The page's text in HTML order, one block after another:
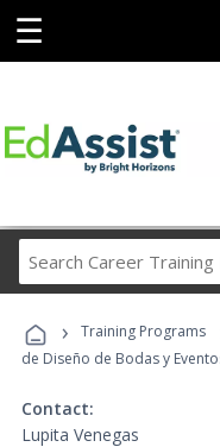
☰
› Training Programs
de Diseño de Bodas y
Contact:
Lupita Venegas